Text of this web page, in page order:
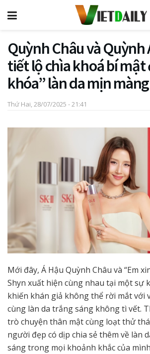
Quỳnh Châu và Quỳnh
tiết lộ chìa khoá bí mật
khóa” làn da mịn
Thứ Hai, 28/07/2025 - 21:41
Mới đây, Á Hậu Quỳnh Châu và “Em
Shyn xuất hiện cùng nhau tại một sự
khiến khán giả không thể rời mắt với
cùng làn da trắng sáng không tì vết.
trò chuyện thân mật cùng loạt thử
người đẹp có dịp chia sẻ thêm về làn
sáng trong mọi khoảnh khắc của